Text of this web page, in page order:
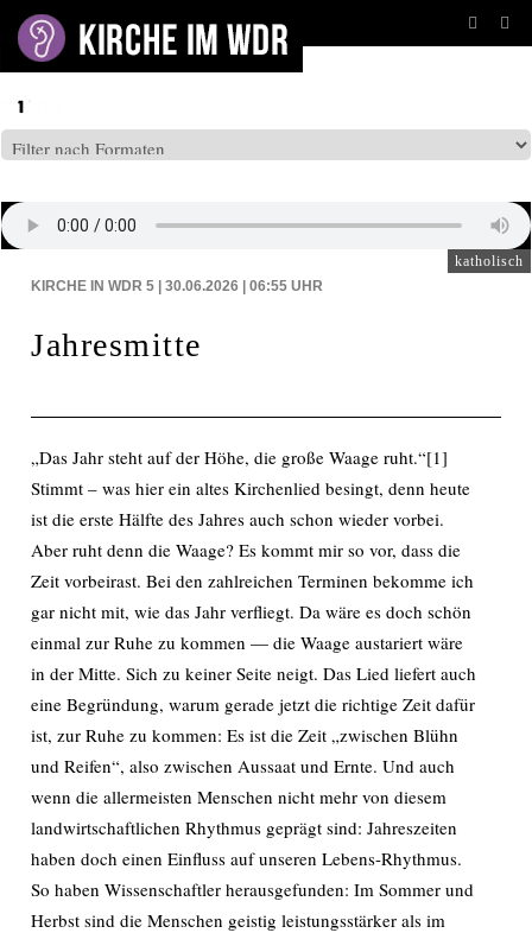
katholisch
KIRCHE IN WDR 5 | 30.06.2026 | 06:55 UHR
Jahresmitte
„Das Jahr steht auf der Höhe, die große Waage ruht.“[1]
Stimmt – was hier ein altes Kirchenlied besingt, denn heute
ist die erste Hälfte des Jahres auch schon wieder vorbei.
Aber ruht denn die Waage? Es kommt mir so vor, dass die
Zeit vorbeirast. Bei den zahlreichen Terminen bekomme ich
gar nicht mit, wie das Jahr verfliegt. Da wäre es doch schön
einmal zur Ruhe zu kommen — die Waage austariert wäre
in der Mitte. Sich zu keiner Seite neigt. Das Lied liefert auch
eine Begründung, warum gerade jetzt die richtige Zeit dafür
ist, zur Ruhe zu kommen: Es ist die Zeit „zwischen Blühn
und Reifen“, also zwischen Aussaat und Ernte. Und auch
wenn die allermeisten Menschen nicht mehr von diesem
landwirtschaftlichen Rhythmus geprägt sind: Jahreszeiten
haben doch einen Einfluss auf unseren Lebens-Rhythmus.
So haben Wissenschaftler herausgefunden: Im Sommer und
Herbst sind die Menschen geistig leistungsstärker als im